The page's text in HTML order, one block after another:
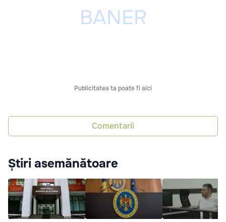
Publicitatea ta poate fi aici
Comentarii
Știri asemănătoare